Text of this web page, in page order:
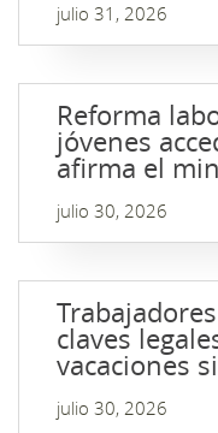
julio 31, 2026
Reforma
jóvenes
afirma el
julio 30, 2026
claves
vacaciones
julio 30, 2026